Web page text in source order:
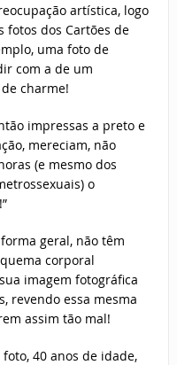
artística, logo
fotos dos Cartões de
uma foto de
com a de um
charme!
impressas a preto e
mereciam, não
(e mesmo dos
o
geral, não têm
corporal
imagem fotográfica
revendo essa mesma
assim tão mal!
40 anos de idade,